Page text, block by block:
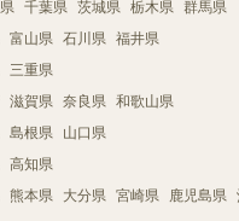
千葉県 茨城県 栃木県 群馬県
富山県 石川県 福井県
三重県
滋賀県 奈良県 和歌山県
島根県 山口県
高知県
熊本県 大分県 宮崎県 鹿児島県